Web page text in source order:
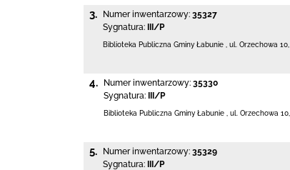
3. Numer inwentarzowy: 35327
Sygnatura:
III/P
Biblioteka Publiczna Gminy Łabunie , ul. Orzechowa 10,
4. Numer inwentarzowy: 35330
Sygnatura: III/P
Biblioteka Publiczna Gminy Łabunie ul. Orzechowa 10
5. Numer inwentarzowy: 35329
Sygnatura: III/P